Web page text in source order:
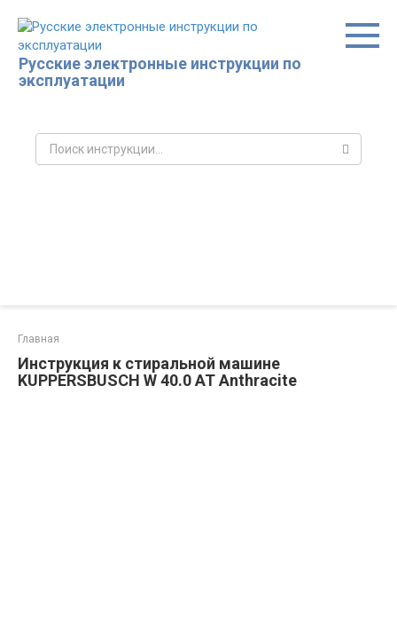
контенту
Русские электронные инструкции по
эксплуатации
Поиск:
Главная
Инструкция к стиральной машине
KUPPERSBUSCH W 40.0 AT Anthracite